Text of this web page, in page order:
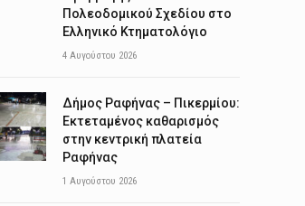
Πολεοδομικού Σχεδίου στο
Ελληνικό Κτηματολόγιο
4 Αυγούστου 2026
Δήμος Ραφήνας – Πικερμίου:
Εκτεταμένος καθαρισμός
στην κεντρική πλατεία
Ραφήνας
1 Αυγούστου 2026